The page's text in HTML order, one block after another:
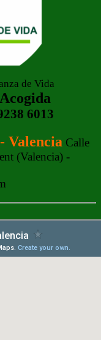
de Vida
6013
Valencia Calle
(Valencia) -